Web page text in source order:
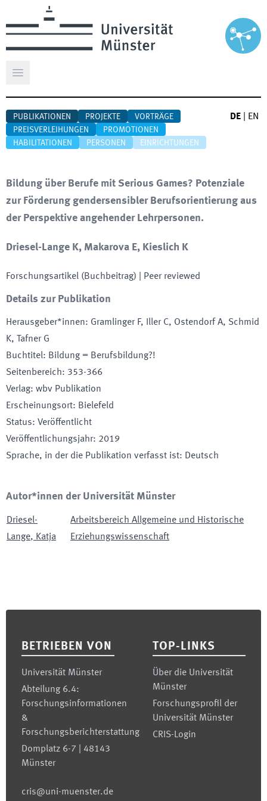
Hauptmenü öffnen
PUBLIKATIONEN PROJEKTE
VORTRÄGE
PREISVERLEIHUNGEN
PROMOTIONEN
HABILITATIONEN
PERSONEN EINRICHTUNGEN
DE EN
Bildung über Berufe mit Serious Games? Potenziale
zur Förderung gendersensibler Berufsorientierung aus
der Perspektive angehender Lehrpersonen.
Driesel-Lange K, Makarova E, Kieslich K
Forschungsartikel (Buchbeitrag) | Peer reviewed
Details zur Publikation
Herausgeber*innen: Gramlinger F, Iller C, Ostendorf A, Schmid
K, Tafner G
Buchtitel: Bildung = Berufsbildung?!
Seitenbereich: 353-366
Verlag: wbv Publikation
Erscheinungsort: Bielefeld
Status: Veröffentlicht
Veröffentlichungsjahr: 2019
Sprache, in der die Publikation verfasst ist: Deutsch
Autor*innen der Universität Münster
Driesel-
Lange, Katja
Arbeitsbereich Allgemeine und Historische
Erziehungswissenschaft
BETRIEBEN VON
Universität Münster
Abteilung 6.4:
Forschungsinformationen
&
Forschungsberichterstattung
Domplatz 6-7 | 48143
Münster
cris@uni-muenster.de
TOP-LINKS
Über die Universität
Münster
Forschungsprofil der
Universität Münster
CRIS-Login